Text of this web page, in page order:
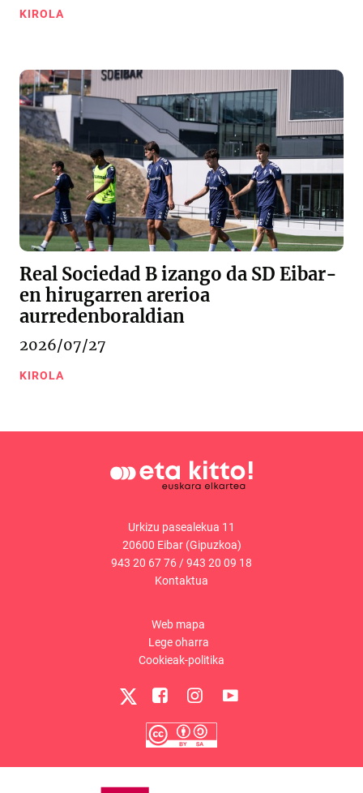
KIROLA
Real Sociedad B izango da SD Eibar-
en hirugarren arerioa
aurredenboraldian
2026/07/27
KIROLA
Urkizu pasealekua 11
20600 Eibar (Gipuzkoa)
943 20 67 76 /943 20 09 18
Kontaktua
Web mapa
Lege oharra
Cookieak-politika